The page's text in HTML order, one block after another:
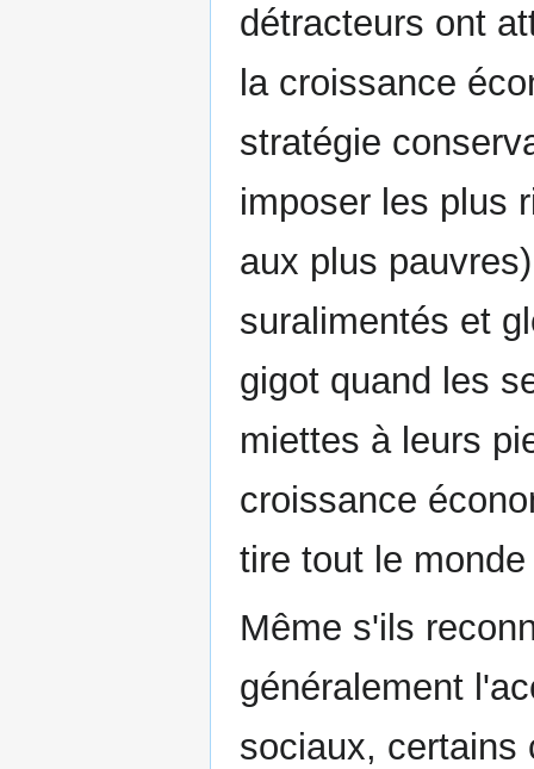
détracteurs ont
la croissance
stratégie
imposer les plus
aux plus
suralimentés et
gigot quand les
miettes à leurs
croissance
tire tout le
Même s'ils
généralement
sociaux, certains